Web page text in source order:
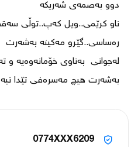
بەشەرت هیچ مەسرەفی تێدا نیە
0774XXX6209